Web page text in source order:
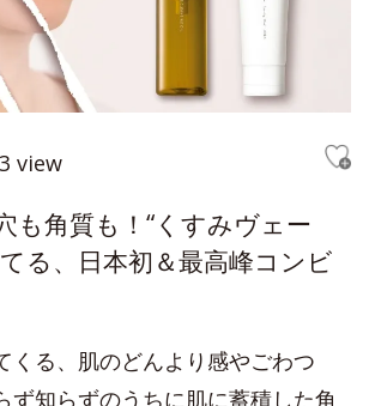
view
も角質も！“くすみヴェー
る、日本初＆最高峰コンビ
くる、肌のどんより感やごわつ
ず知らずのうちに肌に蓄積した角